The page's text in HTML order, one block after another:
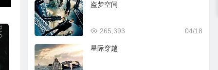
盗梦空间
04/18
265,393
星际穿越